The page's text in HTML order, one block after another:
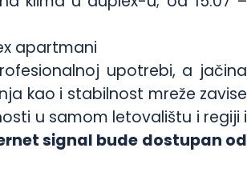
apartmani
upotrebi, a jačina
kao i stabilnost mreže zavise
u samom letovalištu i regiji i
signal bude dostupan od